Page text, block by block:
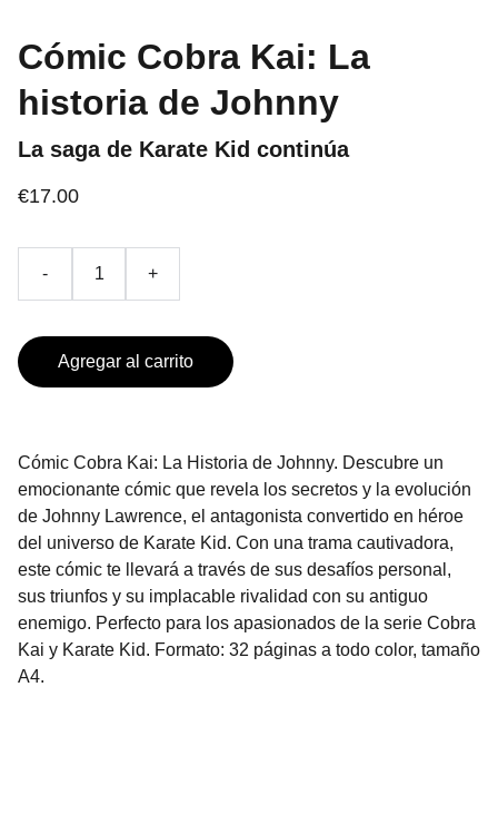
Cómic Cobra Kai: La
historia de Johnny
La saga de Karate Kid continúa
€17.00
- +
Agregar al carrito
Cómic Cobra Kai: La Historia de Johnny. Descubre un
emocionante cómic que revela los secretos y la evolución
de Johnny Lawrence, el antagonista convertido en héroe
del universo de Karate Kid. Con una trama cautivadora,
este cómic te llevará a través de sus desafíos personal,
sus triunfos y su implacable rivalidad con su antiguo
enemigo. Perfecto para los apasionados de la serie Cobra
Kai y Karate Kid. Formato: 32 páginas a todo color, tamaño
A4.